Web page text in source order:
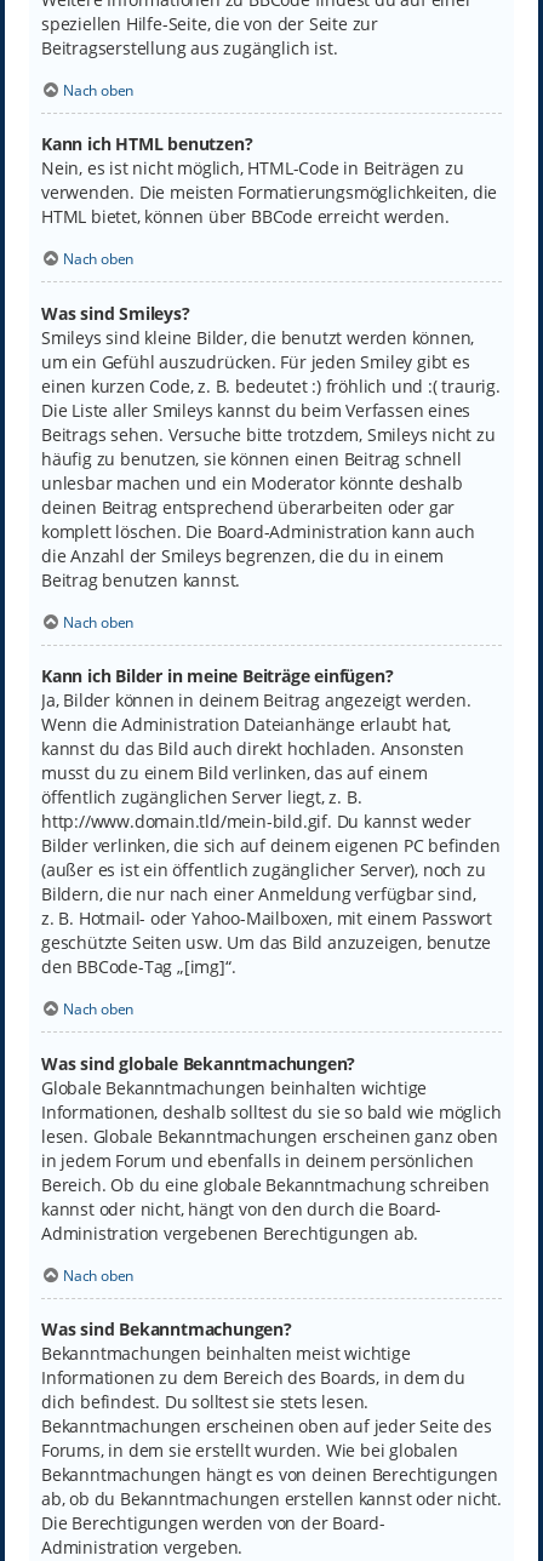
speziellen Hilfe-Seite, die von der Seite zur
Beitragserstellung aus zugänglich ist.
Nach oben
Kann ich HTML benutzen?
Nein, es ist nicht möglich, HTML-Code in Beiträgen zu
verwenden. Die meisten Formatierungsmöglichkeiten, die
HTML bietet, können über BBCode erreicht werden.
Nach oben
Was sind Smileys?
Smileys sind kleine Bilder, die benutzt werden können,
um ein Gefühl auszudrücken. Für jeden Smiley gibt es
einen kurzen Code, z. B. bedeutet :) fröhlich und :( traurig.
Die Liste aller Smileys kannst du beim Verfassen eines
Beitrags sehen. Versuche bitte trotzdem, Smileys nicht zu
häufig zu benutzen, sie können einen Beitrag schnell
unlesbar machen und ein Moderator könnte deshalb
deinen Beitrag entsprechend überarbeiten oder gar
komplett löschen. Die Board-Administration kann auch
die Anzahl der Smileys begrenzen, die du in einem
Beitrag benutzen kannst.
Nach oben
Kann ich Bilder in meine Beiträge einfügen?
Ja, Bilder können in deinem Beitrag angezeigt werden.
Wenn die Administration Dateianhänge erlaubt hat,
kannst du das Bild auch direkt hochladen. Ansonsten
musst du zu einem Bild verlinken, das auf einem
öffentlich zugänglichen Server liegt, z. B.
http://www.domain.tld/mein-bild.gif. Du kannst weder
Bilder verlinken, die sich auf deinem eigenen PC befinden
(außer es ist ein öffentlich zugänglicher Server), noch zu
Bildern, die nur nach einer Anmeldung verfügbar sind,
z. B. Hotmail- oder Yahoo-Mailboxen, mit einem Passwort
geschützte Seiten usw. Um das Bild anzuzeigen, benutze
den BBCode-Tag „[img]“.
Nach oben
Was sind globale Bekanntmachungen?
Globale Bekanntmachungen beinhalten wichtige
Informationen, deshalb solltest du sie so bald wie möglich
lesen. Globale Bekanntmachungen erscheinen ganz oben
in jedem Forum und ebenfalls in deinem persönlichen
Bereich. Ob du eine globale Bekanntmachung schreiben
kannst oder nicht, hängt von den durch die Board-
Administration vergebenen Berechtigungen ab.
Nach oben
Was sind Bekanntmachungen?
Bekanntmachungen beinhalten meist wichtige
Informationen zu dem Bereich des Boards, in dem du
dich befindest. Du solltest sie stets lesen.
Bekanntmachungen erscheinen oben auf jeder Seite des
Forums, in dem sie erstellt wurden. Wie bei globalen
Bekanntmachungen hängt es von deinen Berechtigungen
ab, ob du Bekanntmachungen erstellen kannst oder nicht.
Die Berechtigungen werden von der Board-
Administration vergeben.